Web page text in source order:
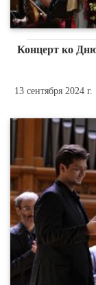
Концерт ко
13 сентября 2024 г.